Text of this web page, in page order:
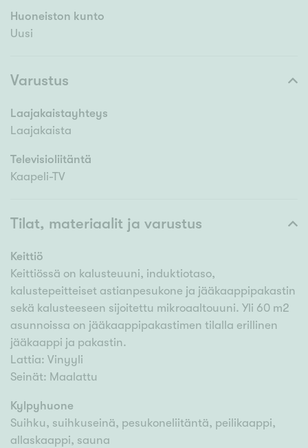
Huoneiston kunto
Uusi
Varustus
Laajakaistayhteys
Laajakaista
Televisioliitäntä
Kaapeli-TV
Tilat, materiaalit ja varustus
Keittiö
Keittiössä on kalusteuuni, induktiotaso,
kalustepeitteiset astianpesukone ja jääkaappipakastin
sekä kalusteeseen sijoitettu mikroaaltouuni. Yli 60 m2
asunnoissa on jääkaappipakastimen tilalla erillinen
jääkaappi ja pakastin.
Lattia: Vinyyli
Seinät: Maalattu
Kylpyhuone
Suihku, suihkuseinä, pesukoneliitäntä, peilikaappi,
allaskaappi, sauna